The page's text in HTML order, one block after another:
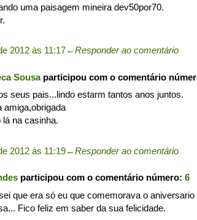
uma paisagem mineira dev50por70.
2012 às 11:17←Responder ao comentário
Sousaparticipou com o comentário
seus pais...lindo estarm tantos anos juntos.
amiga,obrigada
lá na casinha.
2012 às 11:19←Responder ao comentário
participou com o comentário número: 6
que era só eu que comemorava o
Fico feliz em saber da sua felicidade.